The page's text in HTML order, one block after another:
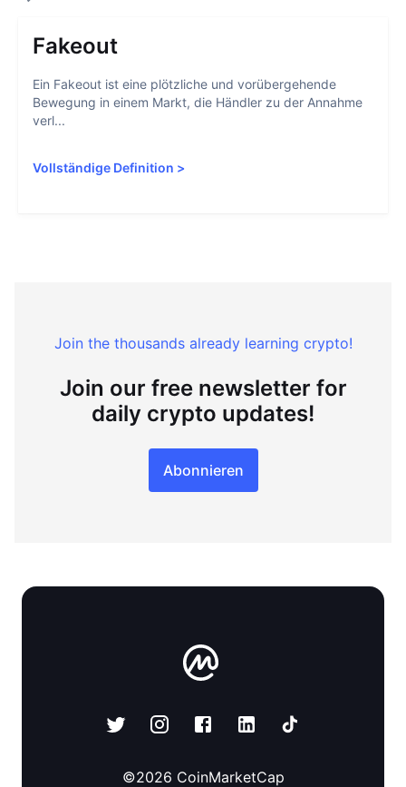
Fakeout
Ein Fakeout ist eine plötzliche und vorübergehende
Bewegung in einem Markt, die Händler zu der Annahme
verl...
Vollständige Definition >
Join the thousands already learning crypto!
Join our free newsletter for
daily crypto updates!
Abonnieren
©2026 CoinMarketCap